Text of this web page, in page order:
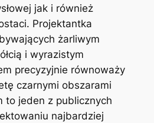
jak i również
Projektantka
żarliwym
i wyrazistym
precyzyjnie równoważy
czarnymi obszarami
to jeden z publicznych
najbardziej